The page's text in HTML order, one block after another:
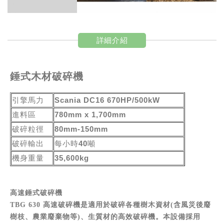
詳細介紹
錘式木材破碎機
引擎馬力
Scania DC16 670HP/500kW
進料區
780mm x 1,700mm
破碎粒徑
80mm-150mm
破碎輸出
每小時40噸
機身重量
35,600kg
高速錘式破碎機
TBG 630 高速破碎機是適用於破碎各種樹木資材(含風災後廢
樹枝、農業廢棄物等)、生質材的高效破碎機。本設備採用